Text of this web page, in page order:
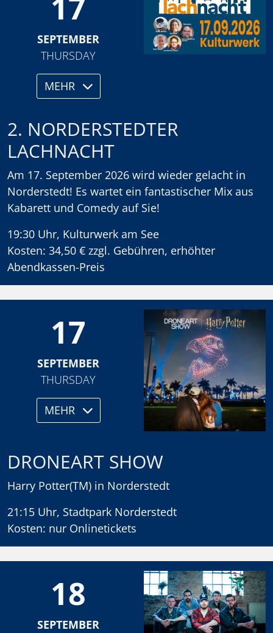
SEPTEMBER
THURSDAY
MEHR
2. NORDERSTEDTER
LACHNACHT
Am 17. September 2026 wird wieder gelacht in
Norderstedt! Es wartet ein fantastischer Mix aus
Kabarett und Comedy auf Sie!
19:30 Uhr, Kulturwerk am See
Kosten: 34,50 € zzgl. Gebühren, erhöhter
Abendkassen-Preis
17
SEPTEMBER
THURSDAY
MEHR
DRONEART SHOW
Harry Potter(TM) in Norderstedt
21:15 Uhr, Stadtpark Norderstedt
Kosten: nur Onlinetickets
18
SEPTEMBER